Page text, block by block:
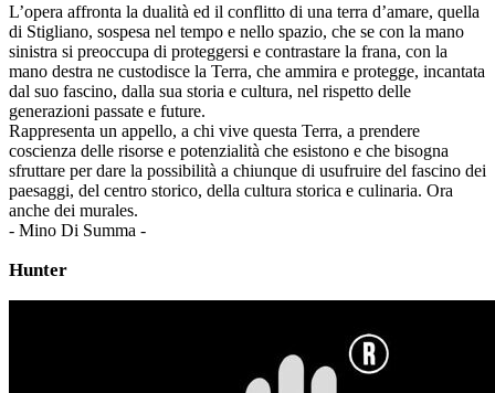
L’opera affronta la dualità ed il conflitto di una terra d’amare, quella
di Stigliano, sospesa nel tempo e nello spazio, che se con la mano
sinistra si preoccupa di proteggersi e contrastare la frana, con la
mano destra ne custodisce la Terra, che ammira e protegge, incantata
dal suo fascino, dalla sua storia e cultura, nel rispetto delle
generazioni passate e future.
Rappresenta un appello, a chi vive questa Terra, a prendere
coscienza delle risorse e potenzialità che esistono e che bisogna
sfruttare per dare la possibilità a chiunque di usufruire del fascino dei
paesaggi, del centro storico, della cultura storica e culinaria. Ora
anche dei murales.
- Mino Di Summa -
Hunter